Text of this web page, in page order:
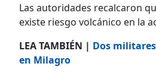
Las autoridades recalcaron
existe riesgo volcánico en la
LEA TAMBIÉN | Dos
en Milagro